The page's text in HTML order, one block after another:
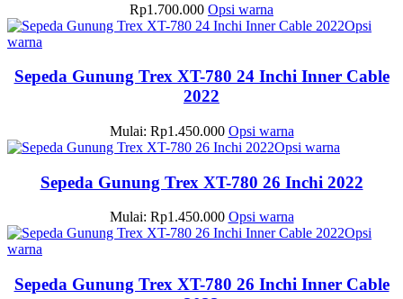
ini
dapat
halaman
produk
Rp1.700.000 Opsi warna
ini
varian.
diambil
di
produk
Opsi
warna
memiliki
dapat
di
Sepeda Gunung Trex XT-780 24 Inchi Inner Cable
2022
Mulai: Rp1.450.000 Opsi warnaProduk
ini
beberapa
varian.
Pilihan
ini
dapat
di
halaman
Opsi warna
memiliki
beberapa
Pilihan
ini
diambil
di
Sepeda Gunung Trex XT-780 26 Inchi 2022
Mulai: Rp1.450.000 Opsi warnaProduk
ini
varian.
Opsi
warna
memiliki
Sepeda Gunung Trex XT-780 26 Inchi Inner Cable